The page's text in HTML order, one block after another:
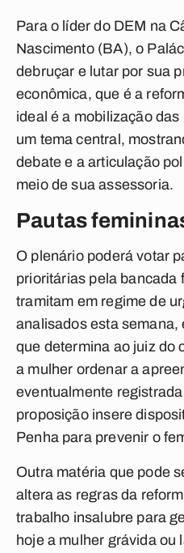
Para o líder do DEM na
Nascimento (BA), o
debruçar e lutar por sua
econômica, que é a
ideal é a mobilização
um tema central,
debate e a articulação
meio de sua assessoria.
Pautas
O plenário poderá votar
prioritárias pela bancada
tramitam em regime de
analisados esta semana,
que determina ao juiz do
a mulher ordenar a
eventualmente
proposição insere
Penha para prevenir o
Outra matéria que pode
altera as regras da
trabalho insalubre para
hoje a mulher grávida ou